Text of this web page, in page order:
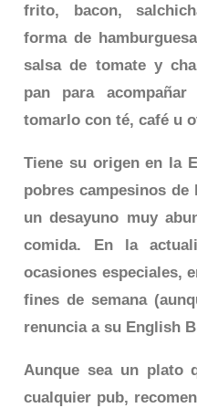
frito, bacon,
forma de
salsa de tomate y
pan para
tomarlo con té, café u
Tiene su origen en la
pobres campesinos
un desayuno muy
comida. En la
ocasiones especiales,
fines de semana
renuncia a su English
Aunque sea un plato
cualquier pub,